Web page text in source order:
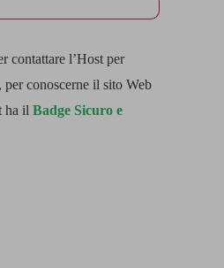
contattare l’Host per
conoscerne il sito Web
ha il Badge Sicuro e